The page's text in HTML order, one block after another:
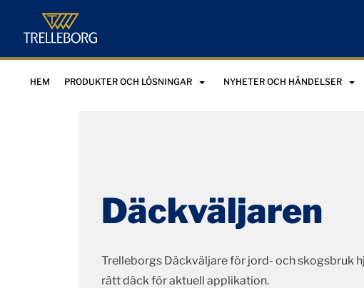
HEM PRODUKTER OCH LÖSNINGAR NYHETER OCH HÄNDELSER
Däckväljaren
Trelleborgs Däckväljare för jord- och skogsbruk
rätt däck för aktuell applikation.